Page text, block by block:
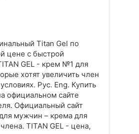
Titan Gel по
цене с быстрой
GEL - крем №1 для
хотят увеличить член
Рус. Eng. Купить
официальном сайте
Официальный сайт
мужчин – крема для
TITAN GEL - цена,